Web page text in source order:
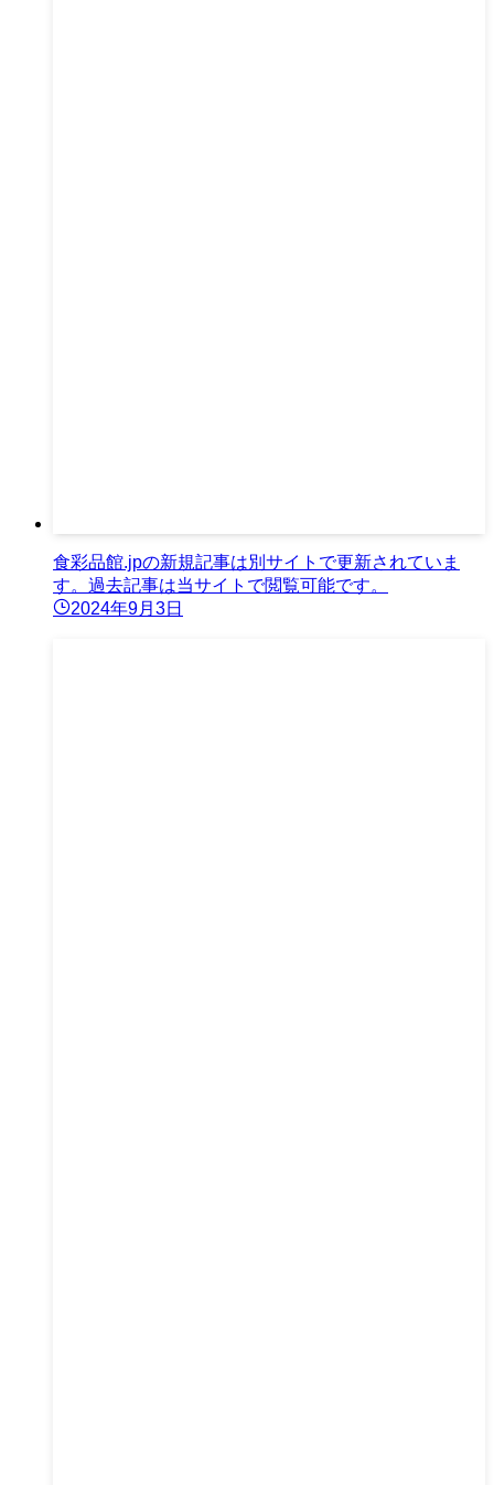
食彩品館.jpの新規記事は別サイトで更新されていま
す。過去記事は当サイトで閲覧可能です。
2024年9月3日